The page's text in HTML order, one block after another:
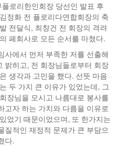
로리한인회장 당선인 발표 후
정화 전 플로리다연합회장의 축
전달식, 최창건 전 회장의 격려
폐회사로 모든 순서를 마쳤다.
사에서 먼저 부족한 저를 선출해
밝히고, 전 회장님들로부터 회장
생각과 고민을 했다. 선뜻 마음
두 가지 큰 이유가 있었는데, 그
장님을 모시고 나름대로 봉사를
고자 하는 가치와 다름을 이유로
었기 때문이었으며, 또 한가지는
질적인 재정적 문제가 큰 부담으
다.